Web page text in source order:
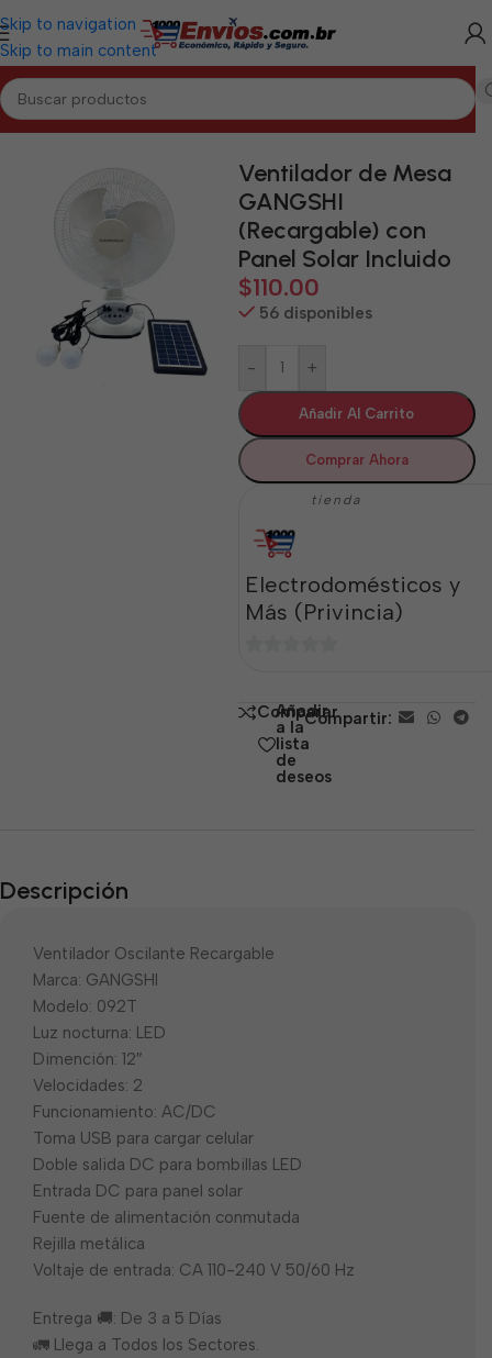
Skip to navigation
Skip to main content
Inicio/LAS TUNAS/Electrodomésticos Las Tunas
Ventilador de Mesa
GANGSHI
(Recargable) con
Panel Solar Incluido
$110.00
56 disponibles
- +
Añadir Al Carrito
Comprar Ahora
tienda
Electrodomésticos y
Más (Privincia)
5 Comparar
Añadir
a la
lista
de
deseos
Compartir:
Descripción
Ventilador Oscilante Recargable
Marca: GANGSHI
Modelo: 092T
Luz nocturna: LED
Dimención: 12″
Velocidades: 2
Funcionamiento: AC/DC
Toma USB para cargar celular
Doble salida DC para bombillas LED
Entrada DC para panel solar
Fuente de alimentación conmutada
Rejilla metálica
Voltaje de entrada: CA 110-240 V 50/60 Hz
Entrega 🚚: De 3 a 5 Días
🚛 Llega a Todos los Sectores.